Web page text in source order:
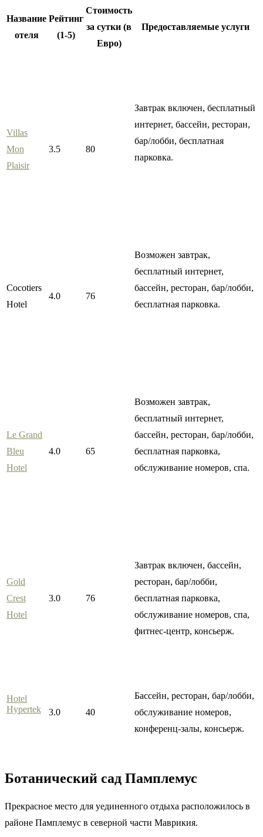
Название
отеля
Рейтинг
(1-5)
Стоимость
за сутки (в
Евро)
Предоставляемые услуги
Villas
Mon
Plaisir
3.5 80
Завтрак включен, бесплатный
интернет, бассейн, ресторан,
бар/лобби, бесплатная
парковка.
Cocotiers
Hotel
4.0 76
Возможен завтрак,
бесплатный интернет,
бассейн, ресторан, бар/лобби,
бесплатная парковка.
Le Grand
Bleu
Hotel
4.0 65
Возможен завтрак,
бесплатный интернет,
бассейн, ресторан, бар/лобби,
бесплатная парковка,
обслуживание номеров, спа.
Gold
Crest
Hotel
3.0 76
Завтрак включен, бассейн,
ресторан, бар/лобби,
бесплатная парковка,
обслуживание номеров, спа,
фитнес-центр, консьерж.
Hotel
Hypertek
3.0 40
Бассейн, ресторан, бар/лобби,
обслуживание номеров,
конференц-залы, консьерж.
Ботанический сад Памплемус
Прекрасное место для уединенного отдыха расположилось в
районе Памплемус в северной части Маврикия.